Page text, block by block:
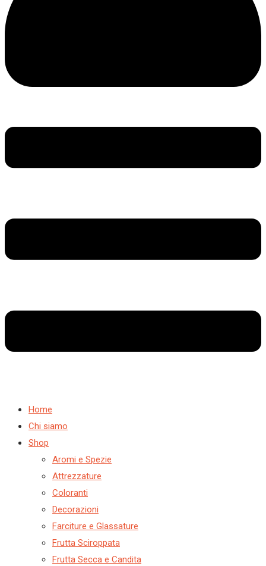
Home
Chi siamo
Shop
Aromi e Spezie
Attrezzature
Coloranti
Decorazioni
Farciture e Glassature
Frutta Sciroppata
Frutta Secca e Candita